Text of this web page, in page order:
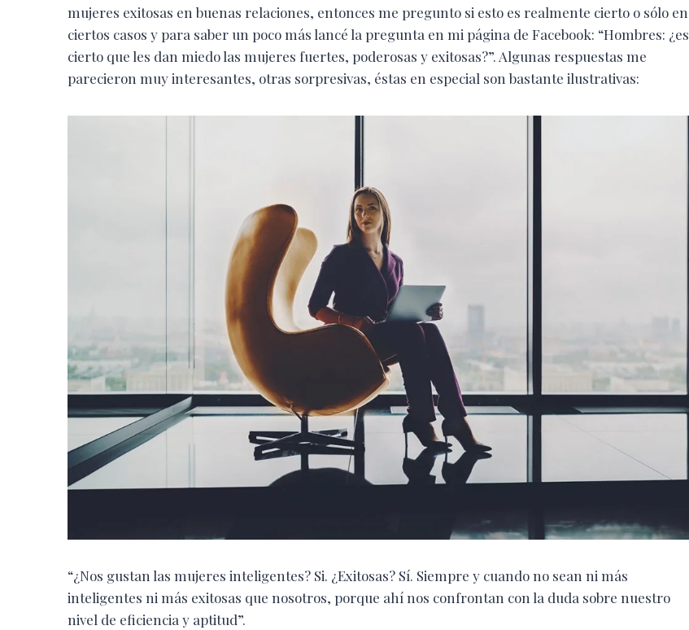
mujeres exitosas en buenas relaciones, entonces me pregunto si esto es realmente cierto o sólo en
ciertos casos y para saber un poco más lancé la pregunta en mi página de Facebook: “Hombres: ¿es
cierto que les dan miedo las mujeres fuertes, poderosas y exitosas?”. Algunas respuestas me
parecieron muy interesantes, otras sorpresivas, éstas en especial son bastante ilustrativas:
“¿Nos gustan las mujeres inteligentes? Si. ¿Exitosas? Sí. Siempre y cuando no sean ni más
inteligentes ni más exitosas que nosotros, porque ahí nos confrontan con la duda sobre nuestro
nivel de eficiencia y aptitud”.